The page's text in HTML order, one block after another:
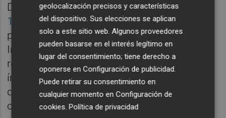
Dicho fondo de inversión,que es uno de los
13 compartimentos del Gestión Boutique VI
pertenece a la familia Renta Variable
Internacional Resto. Asimismo toma como
referencia -'benchmark'- la rentabilidad del
índice
MSCI World Net Total Return Index
que se utiliza a efectos meramente
comparativos.
geolocalización precisos y características
del dispositivo. Sus elecciones se aplican
solo a este sitio web. Algunos proveedores
pueden basarse en el interés legítimo en
lugar del consentimiento; tiene derecho a
oponerse enConfiguración de publicidad
Puede retirar su consentimiento en
cualquier momento enConfiguración de
cookies .Política de privacidad